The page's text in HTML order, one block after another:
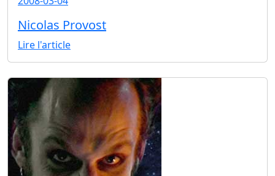
Nicolas Provost
Lire l'article